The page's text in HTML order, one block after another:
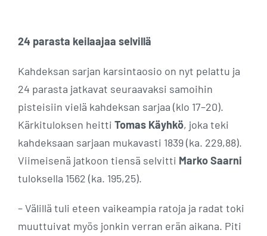
24 parasta keilaajaa selvillä
Kahdeksan sarjan karsintaosio on nyt pelattu ja
24 parasta jatkavat seuraavaksi samoihin
pisteisiin vielä kahdeksan sarjaa (klo 17–20).
Kärkituloksen heitti Tomas Käyhkö, joka teki
kahdeksaan sarjaan mukavasti 1839 (ka. 229,88).
Viimeisenä jatkoon tiensä selvitti Marko Saarni
tuloksella 1562 (ka. 195,25).
– Välillä tuli eteen vaikeampia ratoja ja radat toki
muuttuivat myös jonkin verran erän aikana. Piti